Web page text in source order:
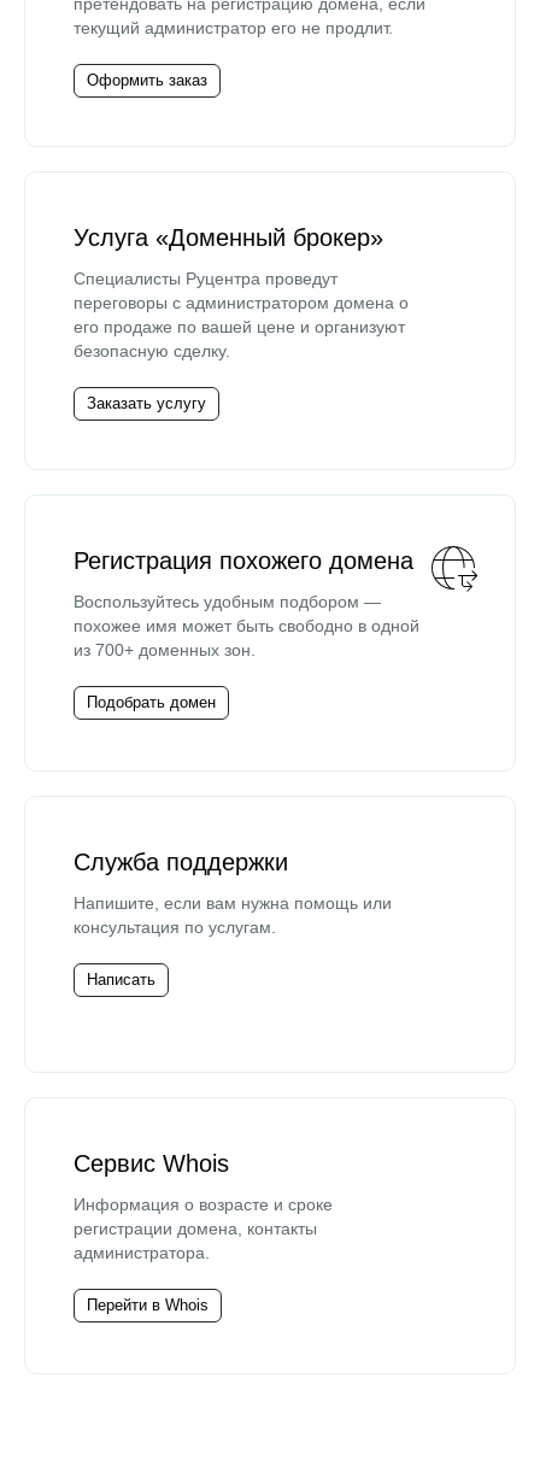
текущий администратор его не продлит.
Оформить заказ
Услуга «Доменный брокер»
Специалисты Руцентра проведут
переговоры с администратором домена о
его продаже по вашей цене и организуют
безопасную сделку.
Заказать услугу
Регистрация похожего домена
Воспользуйтесь удобным подбором —
похожее имя может быть свободно в одной
из 700+ доменных зон.
Подобрать домен
Служба поддержки
Напишите, если вам нужна помощь или
консультация по услугам.
Написать
Сервис Whois
Информация о возрасте и сроке
регистрации домена, контакты
администратора.
Перейти в Whois